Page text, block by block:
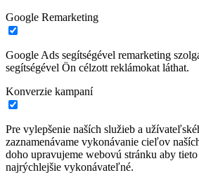
Google Remarketing
Google Ads segítségével remarketing
segítségével Ön célzott reklámokat láthat.
Konverzie kampaní
Pre vylepšenie naších služieb a
zaznamenávame vykonávanie cieľov
doho upravujeme webovú stránku aby
najrýchlejšie vykonávateľné.